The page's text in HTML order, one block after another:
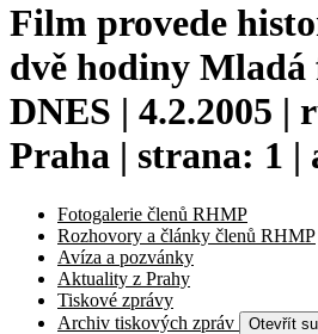
Film provede
dvě hodiny
DNES | 4.2.2005 |
Praha | strana: 1 |
Fotogalerie členů RHMP
Rozhovory a články členů RHMP
Avíza a pozvánky
Aktuality z Prahy
Tiskové zprávy
Archiv tiskových zpráv
Otevřít